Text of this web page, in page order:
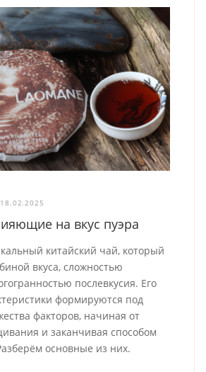
18.02.2025
на вкус пуэра
китайский чай, который
вкуса, сложностью
послевкусия. Его
формируются под
факторов, начиная от
и заканчивая способом
основные из них.